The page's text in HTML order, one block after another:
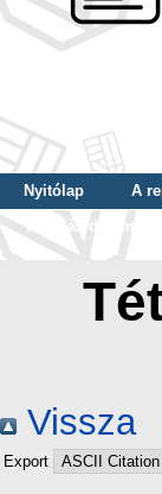
Nyitólap A
Tallózás dátum
Vissza
Export